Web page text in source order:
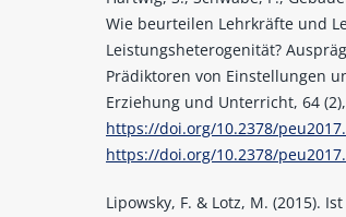
Wie beurteilen Lehrkräfte und
Leistungsheterogenität?
Prädiktoren von Einstellungen
Erziehung und Unterricht, 64
https://doi.org/10.2378/
https://doi.org/10.2378/
Lipowsky, F. & Lotz, M. (2015).